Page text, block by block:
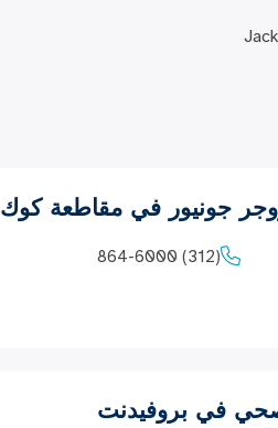
جونيور في مقاطعة كوك
(312) 864-6000
في بروفيدنت